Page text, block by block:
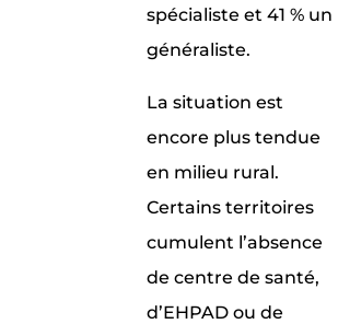
spécialiste et 41 % un
généraliste.
La situation est
encore plus tendue
en milieu rural.
Certains territoires
cumulent l’absence
de centre de santé,
d’EHPAD ou de